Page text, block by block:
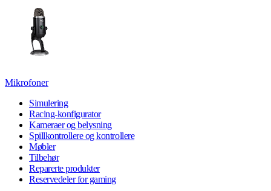
Mikrofoner
Simulering
Racing-konfigurator
Kameraer og belysning
Spillkontrollere og kontrollere
Møbler
Tilbehør
Reparerte produkter
Reservedeler for gaming